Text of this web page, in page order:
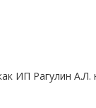
ИП Рагулин